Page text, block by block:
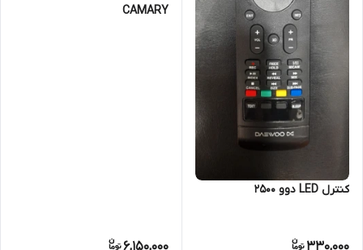
کنترل LED دوو ۲۵۰۰
330,000
CAMARY
6,150,000